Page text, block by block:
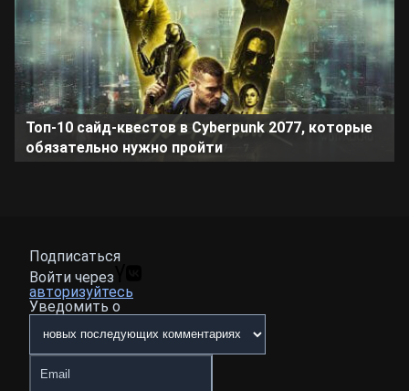
Топ-10 сайд-квестов в Cyberpunk 2077, которые
обязательно нужно пройти
Подписаться
Войти через
авторизуйтесь
Уведомить о